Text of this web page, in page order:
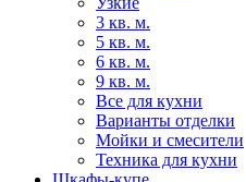
3 кв. м.
5 кв. м.
6 кв. м.
9 кв. м.
Все для кухни
Варианты отделки
Мойки и смесители
Техника для кухни